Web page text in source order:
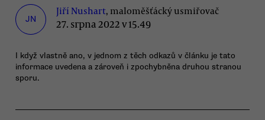
JN
Jiří Nushart, maloměšťácký usmiřovač
27. srpna 2022 v 15.49
I když vlastně ano, v jednom z těch odkazů v článku je tato
informace uvedena a zároveň i zpochybněna druhou stranou
sporu.